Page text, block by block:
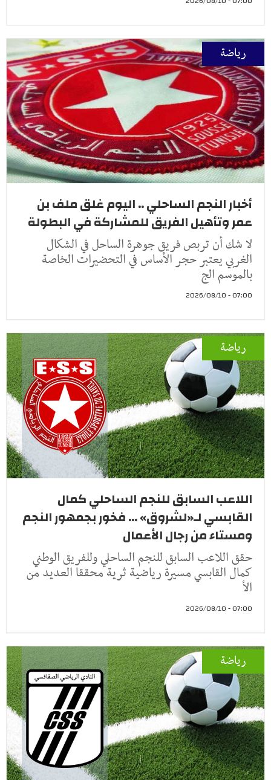
رياضة
أخبار النجم الساحلي .. اليوم غلق ملف بن
عمر وتأهيل الفريق للمشاركة في البطولة
لا شك أن تربص فريق جوهرة الساحل في الشكال
الغربي يعتبر حجر الأساس في التحضيرات الخاصة
بالموسم الج
07:00 - 2026/08/10
رياضة
اللاعب السابق للنجم الساحلي كمال
القابسي لـ«لشروق» ... فخور بجمهور النجم
ومستاء من رجال الأعمال
حقق اللاعب السابق للنجم الساحلي وللفريق الوطني
كمال القابسي مسيرة رياضية ثرية محققا العديد من
الأ
07:00 - 2026/08/10
رياضة